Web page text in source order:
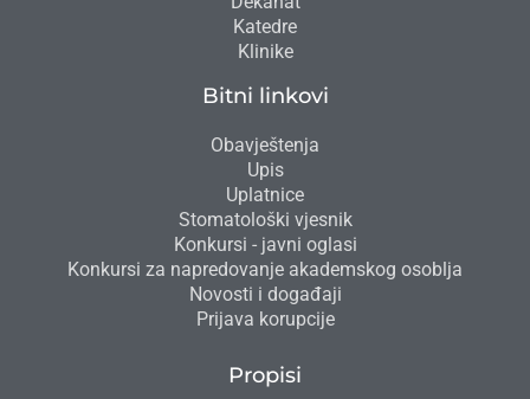
Katedre
Klinike
Bitni linkovi
Obavještenja
Upis
Uplatnice
Stomatološki vjesnik
Konkursi - javni oglasi
Konkursi za napredovanje akademskog osoblja
Novosti i događaji
Prijava korupcije
Propisi